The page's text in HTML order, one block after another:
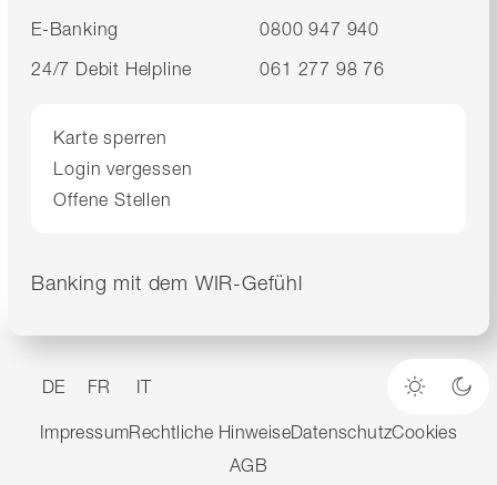
E-Banking
0800 947 940
24/7 Debit Helpline
061 277 98 76
Karte sperren
Login vergessen
Offene Stellen
Banking mit dem WIR-Gefühl
DE FR IT
Heller
ImpressumRechtliche HinweiseDatenschutzCookies
AGB